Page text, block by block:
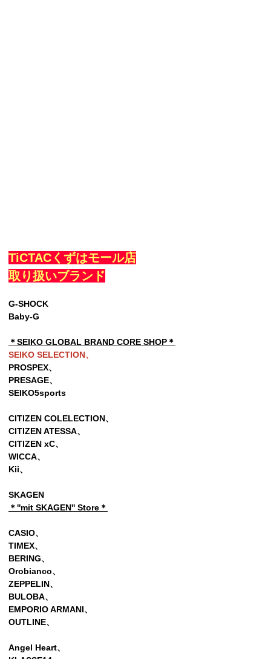
TiCTACくずはモール店
取り扱いブランド
G-SHOCK
Baby-G
＊SEIKO GLOBAL BRAND CORE SHOP＊
SEIKO SELECTION、
PROSPEX、
PRESAGE、
SEIKO5sports
CITIZEN COLELECTION、
CITIZEN ATESSA、
CITIZEN xC、
WICCA、
Kii、
SKAGEN
＊''mit SKAGEN'' Store＊
CASIO、
TIMEX、
BERING、
Orobianco、
ZEPPELIN、
BULOBA、
EMPORIO ARMANI、
OUTLINE、
Angel Heart、